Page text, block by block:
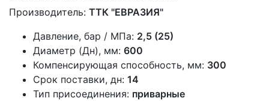
Производитель: ТТК "ЕВРАЗИЯ"
Давление, бар / МПа: 2,5 (25)
Диаметр (Дн), мм: 600
Компенсирующая способность, мм: 300
Срок поставки, дн: 14
Тип присоединения: приварные